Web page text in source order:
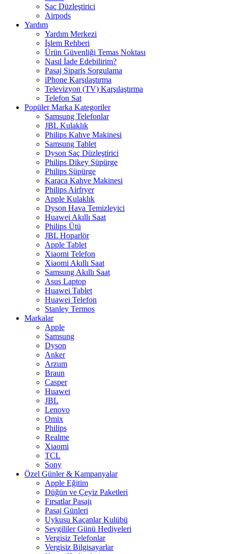
Saç Düzleştirici
Airpods
Yardım
Yardım Merkezi
İşlem Rehberi
Ürün Güvenliği Temas Noktası
Nasıl İade Edebilirim?
Pasaj Sipariş Sorgulama
iPhone Karşılaştırma
Televizyon (TV) Karşılaştırma
Telefon Sat
Popüler Marka Kategoriler
Samsung Telefonlar
JBL Kulaklık
Philips Kahve Makinesi
Samsung Tablet
Dyson Saç Düzleştirici
Philips Dikey Süpürge
Philips Süpürge
Karaca Kahve Makinesi
Philips Airfryer
Apple Kulaklık
Dyson Hava Temizleyici
Huawei Akıllı Saat
Philips Ütü
JBL Hoparlör
Apple Tablet
Xiaomi Telefon
Xiaomi Akıllı Saat
Samsung Akıllı Saat
Asus Laptop
Huawei Tablet
Huawei Telefon
Stanley Termos
Markalar
Apple
Samsung
Dyson
Anker
Arzum
Braun
Casper
Huawei
JBL
Lenovo
Omix
Philips
Realme
Xiaomi
TCL
Sony
Özel Günler & Kampanyalar
Apple Eğitim
Düğün ve Çeyiz Paketleri
Fırsatlar Pasajı
Pasaj Günleri
Uykusu Kaçanlar Kulübü
Sevgililer Günü Hediyeleri
Vergisiz Telefonlar
Vergisiz Bilgisayarlar